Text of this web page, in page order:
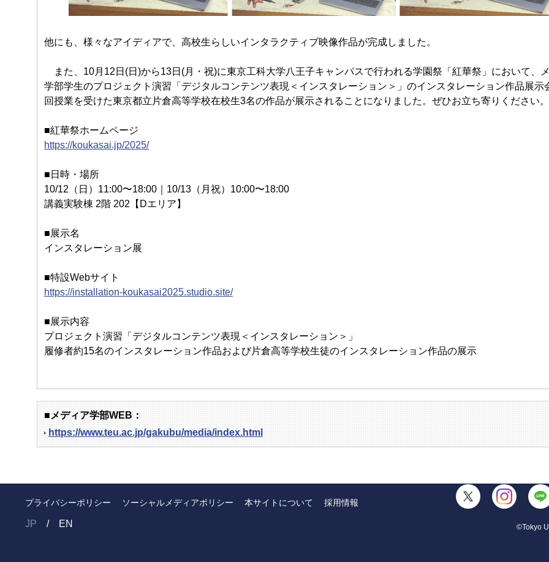
他にも、様々なアイディアで、高校生らしいインタラクティブ映像作品が完成しました。
また、10月12日(日)から13日(月・祝)に東京工科大学八王子キャンパスで行われる学園祭「紅華祭」において、
学部学生のプロジェクト演習「デジタルコンテンツ表現＜インスタレーション＞」のインスタレーション作品展示
回授業を受けた東京都立片倉高等学校在校生3名の作品が展示されることになりました。ぜひお立ち寄りください。
■紅華祭ホームページ
https://koukasai.jp/2025/
■日時・場所
10/12（日）11:00〜18:00｜10/13（月祝）10:00〜18:00
講義実験棟 2階 202【Dエリア】
■展示名
インスタレーション展
■特設Webサイト
https://installation-koukasai2025.studio.site/
■展示内容
プロジェクト演習「デジタルコンテンツ表現＜インスタレーション＞」
履修者約15名のインスタレーション作品および片倉高等学校生徒のインスタレーション作品の展示
■メディア学部WEB：
https://www.teu.ac.jp/gakubu/media/index.html
プライバシーポリシー ソーシャルメディアポリシー 本サイトについて 採用情報
JP EN ©Tokyo